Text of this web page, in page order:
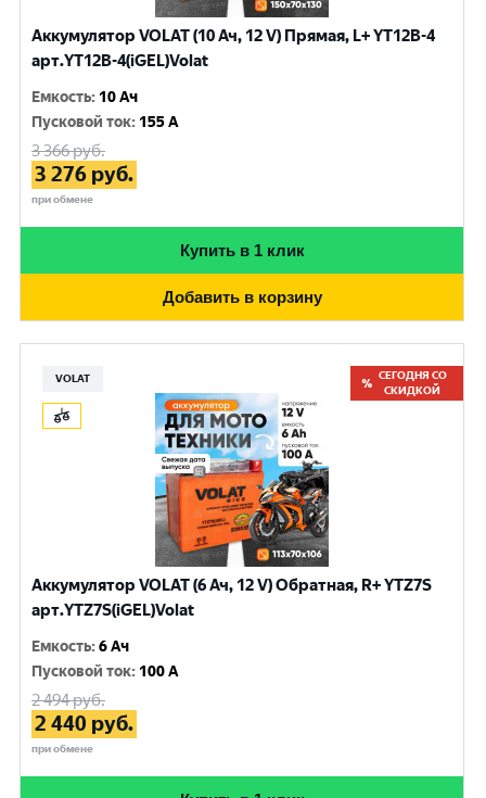
Аккумулятор VOLAT (10 Ач, 12 V) Прямая, L+ YT12B-4
арт.YT12B-4(iGEL)Volat
Емкость: 10 Ач
Пусковой ток: 155 A
3 366руб.
3 276 руб.
при обмене
Купить в 1 клик
Добавить в корзину
VOLAT
СЕГОДНЯ СО
СКИДКОЙ
Аккумулятор VOLAT (6 Ач, 12 V) Обратная, R+ YTZ7S
арт.YTZ7S(iGEL)Volat
Емкость:6 Ач
Пусковой ток: 100 A
2 494руб.
2 440 руб.
при обмене